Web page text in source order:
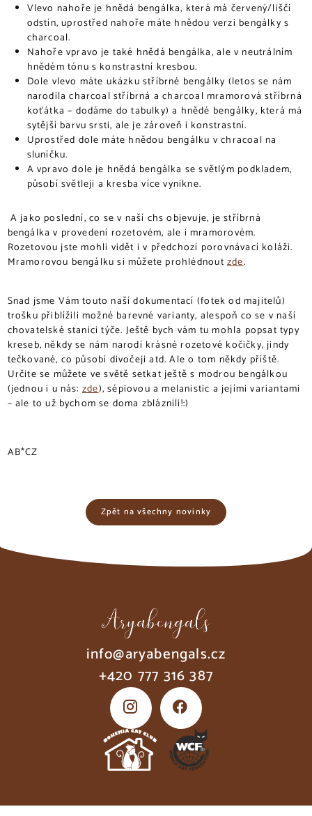
Vlevo nahoře je hnědá bengálka, která má červený/liščí
odstín, uprostřed nahoře máte hnědou verzi bengálky s
charcoal.
Nahoře vpravo je také hnědá bengálka, ale v neutrálním
hnědém tónu s konstrastní kresbou.
Dole vlevo máte ukázku stříbrné bengálky (letos se nám
narodila charcoal stříbrná a charcoal mramorová stříbrná
koťátka – dodáme do tabulky) a hnědé bengálky, která má
sytější barvu srsti, ale je zároveň i konstrastní.
Uprostřed dole máte hnědou bengálku v chracoal na
sluníčku.
A vpravo dole je hnědá bengálka se světlým podkladem,
působí světleji a kresba více vynikne.
A jako poslední, co se v naší chs objevuje, je stříbrná
bengálka v provedení rozetovém, ale i mramorovém.
Rozetovou jste mohli vidět i v předchozí porovnávací koláži.
Mramorovou bengálku si můžete prohlédnout zde.
Snad jsme Vám touto naší dokumentací (fotek od majitelů)
trošku přiblížili možné barevné varianty, alespoň co se v naší
chovatelské stanici týče. Ještě bych vám tu mohla popsat typy
kreseb, někdy se nám narodí krásné rozetové kočičky, jindy
tečkované, co působí divočeji atd. Ale o tom někdy příště.
Určite se můžete ve světě setkat ještě s modrou bengálkou
(jednou i u nás: zde), sépiovou a melanistic a jejími variantami
– ale to už bychom se doma zbláznili!:)
AB*CZ
Zpět na všechny novinky
info@aryabengals.cz
+420 777 316 387